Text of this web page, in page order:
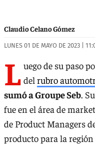
Claudio Celano Gómez
LUNES 01 DE MAYO DE 2023 |
L uego de su paso
del rubro
sumó a Groupe Seb.
fue en el área de
de Product Managers
producto para la